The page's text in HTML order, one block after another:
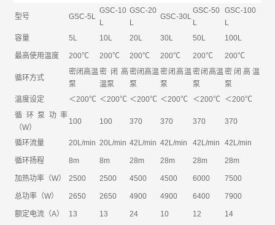
型号 GSC-5L
GSC-10
L
GSC-20
L
GSC-30L
GSC-50
L
GSC-100
L
容量
5L 10L 20L 30L 50L 100L
最高使用温度 200℃ 200℃ 200℃ 200℃ 200℃ 200℃
循环方式
密闭高温
泵
密闭高
温泵
密闭高温
泵
密闭高温
泵
密闭高温
泵
密闭高温
泵
温度设定
＜200℃ ＜200℃ ＜200℃ ＜200℃ ＜200℃ ＜200℃
循环泵功率
（W）
100 100 370 370 370 370
循环流量 20L/min 20L/min 42L/min 42L/min 42L/min 42L/min
循环扬程 8m 8m 28m 28m 28m 28m
加热功率（W） 2500 2500 4500 4500 6000 7500
总功率（W） 2650 2650 4900 4900 6400 7900
额定电流（A） 13 13 24 10 12 14